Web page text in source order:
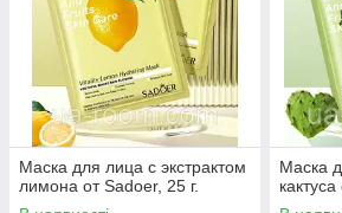
Маска для лица с экстрактом
лимона от Sadoer, 25 г.
Маска